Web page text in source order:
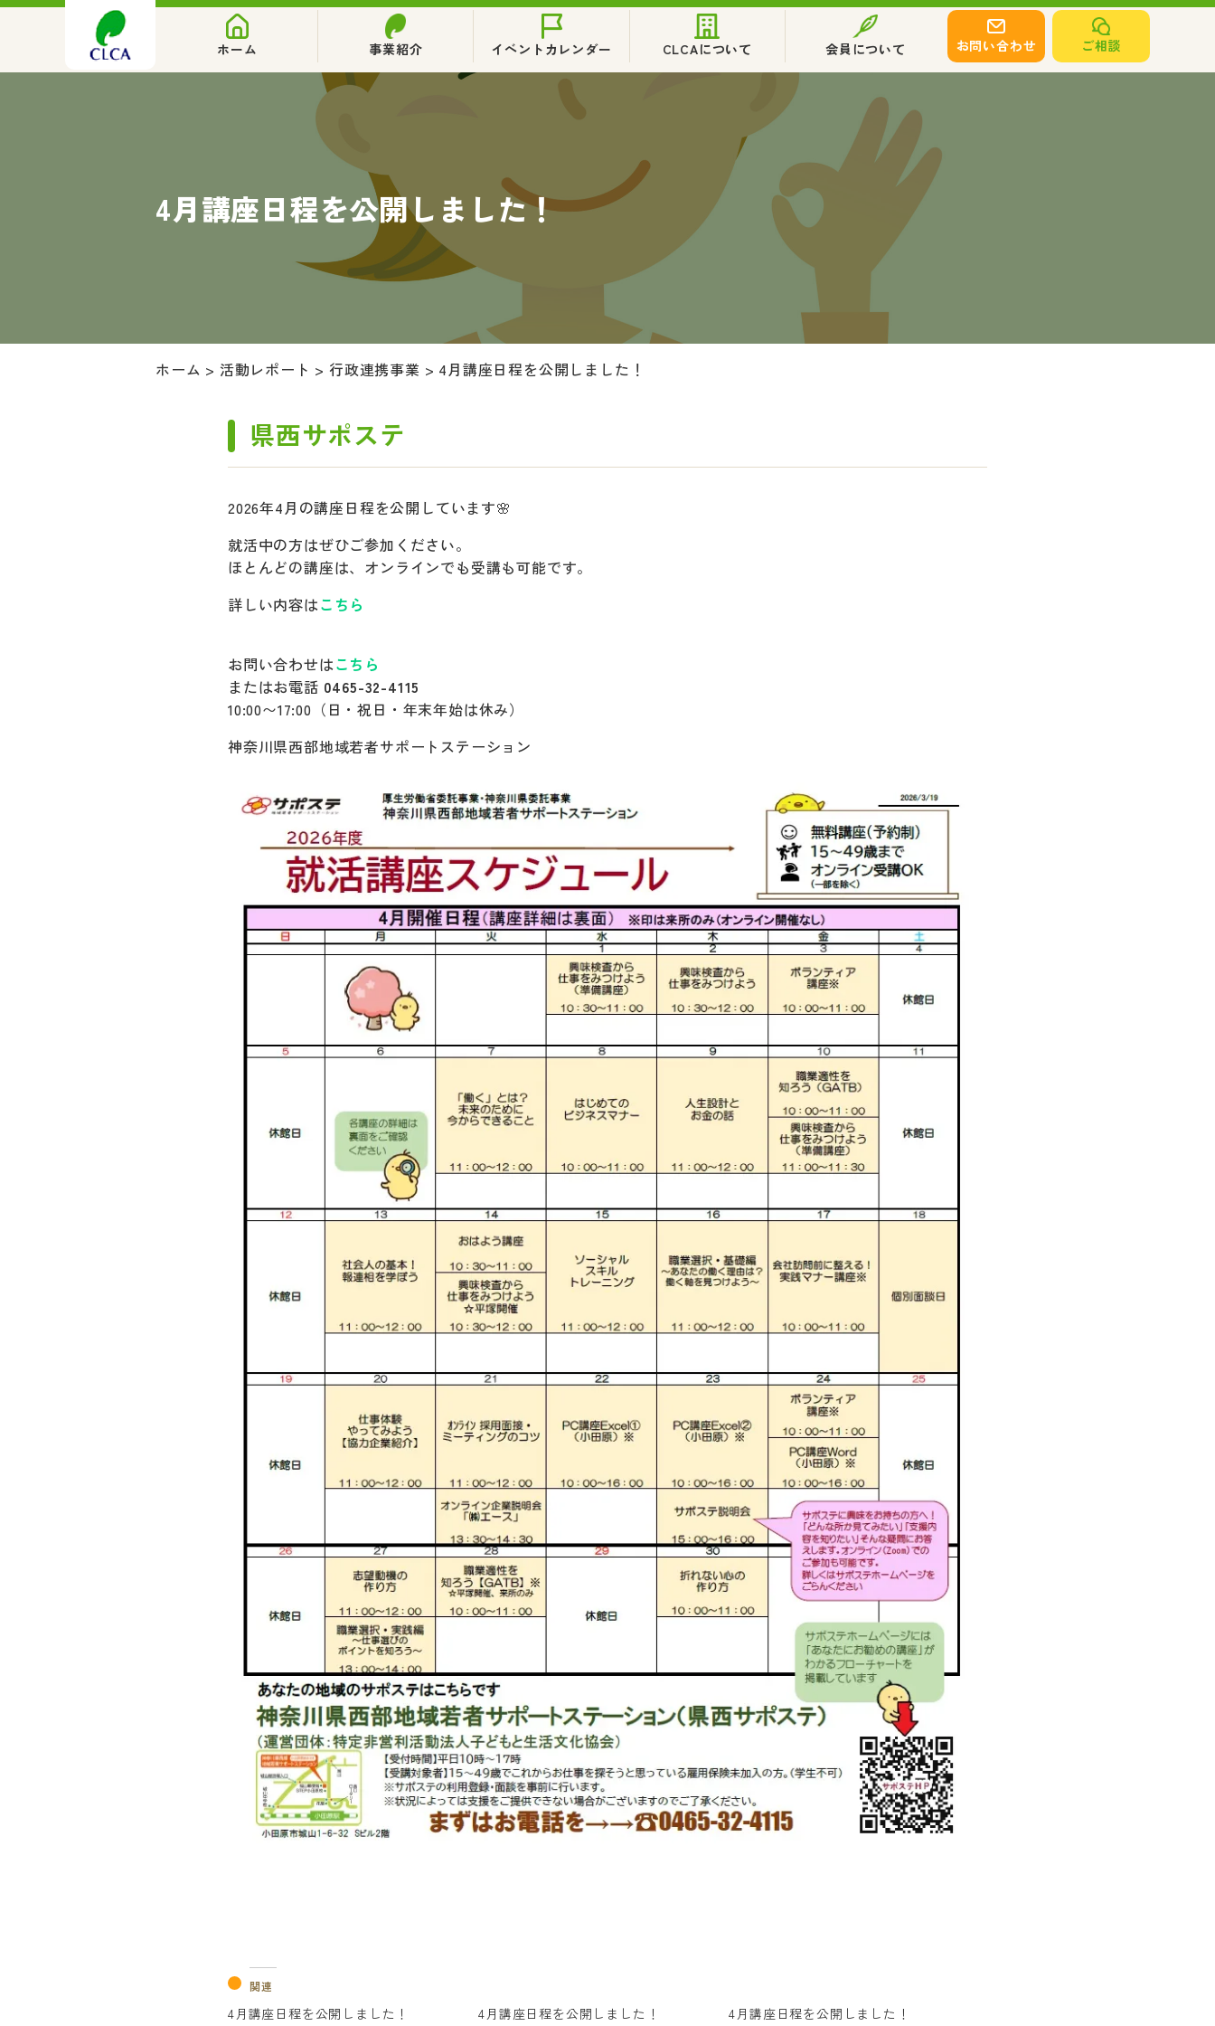
ホーム 事業紹介 イベントカレンダー CLCAについて 会員について お問い合わせ ご相談
4月講座日程を公開しました！
ホーム > 活動レポート >行政連携事業 > 4月講座日程を公開しました！
県西サポステ
2026年4月の講座日程を公開しています🌸
就活中の方はぜひご参加ください。
ほとんどの講座は、オンラインでも受講も可能です。
詳しい内容はこちら
お問い合わせはこちら
またはお電話 0465-32-4115
10:00〜17:00（日・祝日・年末年始は休み）
神奈川県西部地域若者サポートステーション
関連
4月講座日程を公開しました！
4月講座日程を公開しました！
4月講座日程を公開しました！